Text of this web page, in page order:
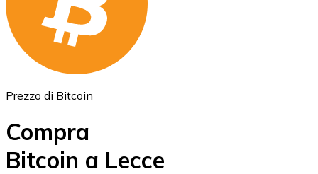
ETH
Prezzo di Bitcoin
Compra
Bitcoin a Lecce